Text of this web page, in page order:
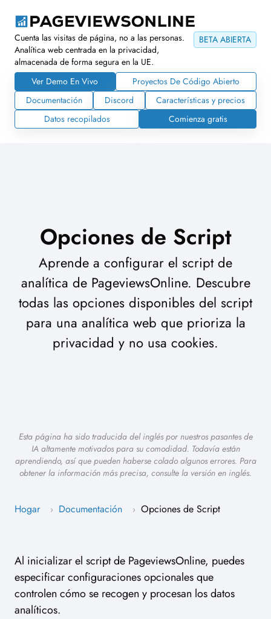
BETA ABIERTA
Cuenta las visitas de página, no a las personas.
Analítica web centrada en la privacidad,
almacenada de forma segura en la UE.
Ver Demo En Vivo
Proyectos De Código Abierto
Documentación
Discord
Características y precios
Datos recopilados
Comienza gratis
Opciones de Script
Aprende a configurar el script de
analítica de PageviewsOnline. Descubre
todas las opciones disponibles del script
para una analítica web que prioriza la
privacidad y no usa cookies.
Esta página ha sido traducida del inglés por nuestros pasantes de
IA altamente motivados para su comodidad. Todavía están
aprendiendo, así que pueden haberse colado algunos errores. Para
obtener la información más precisa, consulte la versión en inglés.
Hogar › Documentación › Opciones de Script
Al inicializar el script de PageviewsOnline, puedes
especificar configuraciones opcionales que
controlen cómo se recogen y procesan los datos
analíticos.